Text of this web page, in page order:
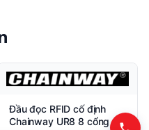
Đầu đọc RFID cố định
Chainway UR8 8 cổng